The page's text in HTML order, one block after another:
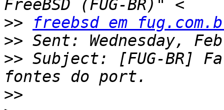
>>
freebsd em
>>
>> Subject: [FUG-BR]
>>